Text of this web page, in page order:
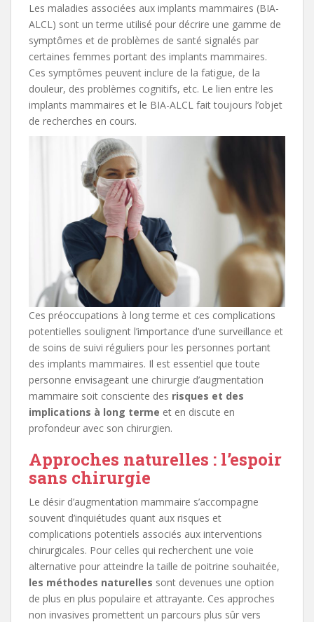
Les maladies associées aux implants mammaires (BIA-
ALCL) sont un terme utilisé pour décrire une gamme de
symptômes et de problèmes de santé signalés par
certaines femmes portant des implants mammaires.
Ces symptômes peuvent inclure de la fatigue, de la
douleur, des problèmes cognitifs, etc. Le lien entre les
implants mammaires et le BIA-ALCL fait toujours l’objet
de recherches en cours.
Ces préoccupations à long terme et ces complications
potentielles soulignent l’importance d’une surveillance et
de soins de suivi réguliers pour les personnes portant
des implants mammaires. Il est essentiel que toute
personne envisageant une chirurgie d’augmentation
mammaire soit consciente des risques et des
implications à long terme et en discute en
profondeur avec son chirurgien.
Approches naturelles : l’espoir
sans chirurgie
Le désir d’augmentation mammaire s’accompagne
souvent d’inquiétudes quant aux risques et
complications potentiels associés aux interventions
chirurgicales. Pour celles qui recherchent une voie
alternative pour atteindre la taille de poitrine souhaitée,
les méthodes naturelles sont devenues une option
de plus en plus populaire et attrayante. Ces approches
non invasives promettent un parcours plus sûr vers